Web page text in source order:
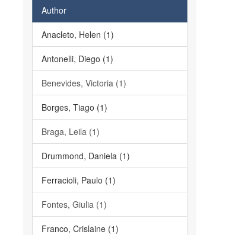
Author
Anacleto, Helen (1)
Antonelli, Diego (1)
Benevides, Victoria (1)
Borges, Tiago (1)
Braga, Leila (1)
Drummond, Daniela (1)
Ferracioli, Paulo (1)
Fontes, Giulia (1)
Franco, Crislaine (1)